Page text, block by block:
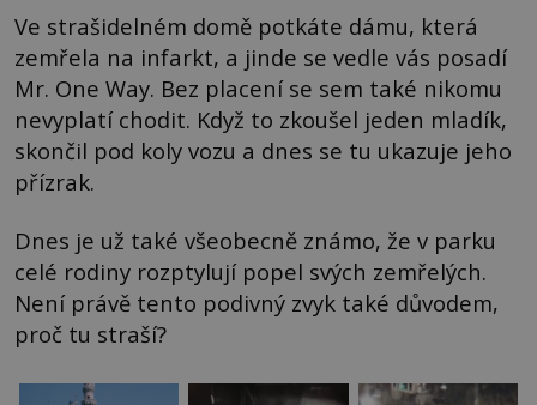
Ve strašidelném domě potkáte dámu, která
zemřela na infarkt, a jinde se vedle vás posadí
Mr. One Way. Bez placení se sem také nikomu
nevyplatí chodit. Když to zkoušel jeden mladík,
skončil pod koly vozu a dnes se tu ukazuje jeho
přízrak.
Dnes je už také všeobecně známo, že v parku
celé rodiny rozptylují popel svých zemřelých.
Není právě tento podivný zvyk také důvodem,
proč tu straší?